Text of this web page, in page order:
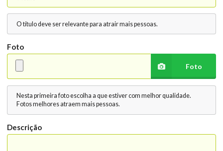
O título deve ser relevante para atrair mais pessoas.
Foto
Foto
Nesta primeira foto escolha a que estiver com melhor qualidade.
Fotos melhores atraem mais pessoas.
Descrição